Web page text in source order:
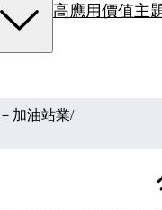
高應用價值主
加油站業/